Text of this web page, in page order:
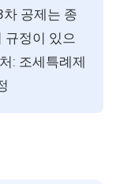
공제는 종
규정이 있으
: 조세특례제